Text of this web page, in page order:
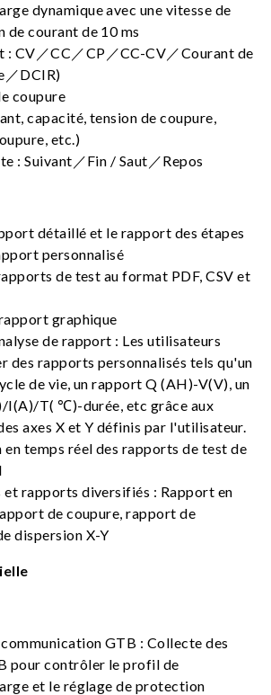
dynamique avec une vitesse de
de courant de 10 ms
: CV／CC／CP／CC-CV／Courant de
／DCIR)
coupure
capacité, tension de coupure,
etc.)
: Suivant／Fin / Saut／Repos
détaillé et le rapport des étapes
personnalisé
de test au format PDF, CSV et
graphique
de rapport : Les utilisateurs
des rapports personnalisés tels qu'un
de vie, un rapport Q (AH)-V(V), un
I(A)/T( ℃)-durée, etc grâce aux
axes X et Y définis par l'utilisateur.
temps réel des rapports de test de
et rapports diversifiés : Rapport en
de coupure, rapport de
dispersion X-Y
GTB : Collecte des
pour contrôler le profil de
et le réglage de protection